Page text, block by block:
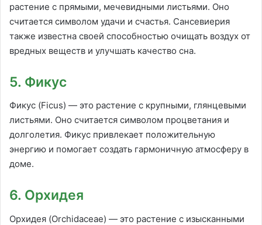
растение с прямыми, мечевидными листьями. Оно
считается символом удачи и счастья. Сансевиерия
также известна своей способностью очищать воздух от
вредных веществ и улучшать качество сна.
5. Фикус
Фикус (Ficus) — это растение с крупными, глянцевыми
листьями. Оно считается символом процветания и
долголетия. Фикус привлекает положительную
энергию и помогает создать гармоничную атмосферу в
доме.
6. Орхидея
Орхидея (Orchidaceae) — это растение с изысканными